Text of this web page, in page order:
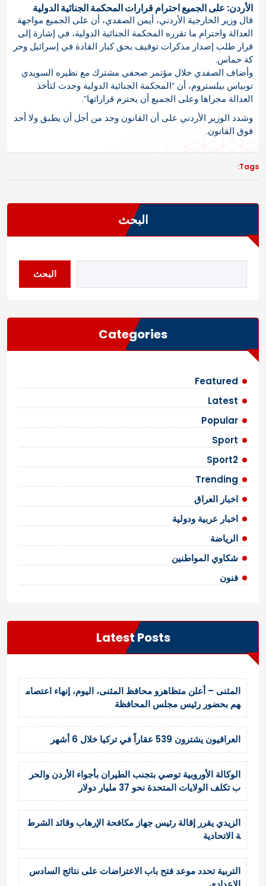
الأردن: على الجميع احترام قرارات المحكمة الجنائية الدولية
قال وزير الخارجية الأردني، أيمن الصفدي، أن على الجميع مواجهة
العدالة واحترام ما تقرره المحكمة الجنائية الدولية، في إشارة إلى
قرار طلب إصدار مذكرات توقيف بحق كبار القادة في إسرائيل وحر
كة حماس.
وأضاف الصفدي خلال مؤتمر صحفي مشترك مع نظيره السويدي
توبياس بيلستروم، أن “المحكمة الجنائية الدولية وجدت لتأخذ
العدالة مجراها وعلى الجميع أن يحترم قراراتها”.
وشدد الوزير الأردني على أن القانون وجد من أجل أن يطبق ولا أحد
فوق القانون.
Tags:
البحث
البحث
Categories
Featured
Latest
Popular
Sport
Sport2
Trending
اخبار العراق
اخبار عربية ودولية
الرياضة
شكاوي المواطنين
فنون
Latest Posts
المثنى – أعلن متظاهرو محافظ المثنى، اليوم، إنهاء اعتصام
هم بحضور رئيس مجلس المحافظة
العراقيون يشترون 539 عقاراً في تركيا خلال 6 أشهر
الوكالة الأوروبية توصي بتجنب الطيران بأجواء الأردن والحر
ب تكلف الولايات المتحدة نحو 37 مليار دولار
الزيدي يقرر إقالة رئيس جهاز مكافحة الإرهاب وقائد الشرط
ة الاتحادية
التربية تحدد موعد فتح باب الاعتراضات على نتائج السادس